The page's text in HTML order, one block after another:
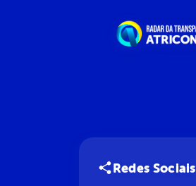
Redes Sociais